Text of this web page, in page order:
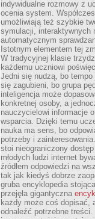
indywidualne rozmowy z
ocenia system.
umożliwiają też szybkie
symulacji, interaktywnych
automatycznym
Istotnym elementem tej
W tradycyjnej klasie
każdemu uczniowi
Jedni się nudzą, bo
się zagubieni, bo grupa
inteligencja może
konkretnej osoby, a
nauczycielowi informacje
wsparcia. Dzięki temu
nauka ma sens, bo
potrzeby i
stoi nieograniczony
młodych ludzi internet
źródłem odpowiedzi na
tak jak kiedyś dobrze
gruba encyklopedia
przejęła gigantyczna
każdy może coś dopisać,
odnaleźć potrzebne